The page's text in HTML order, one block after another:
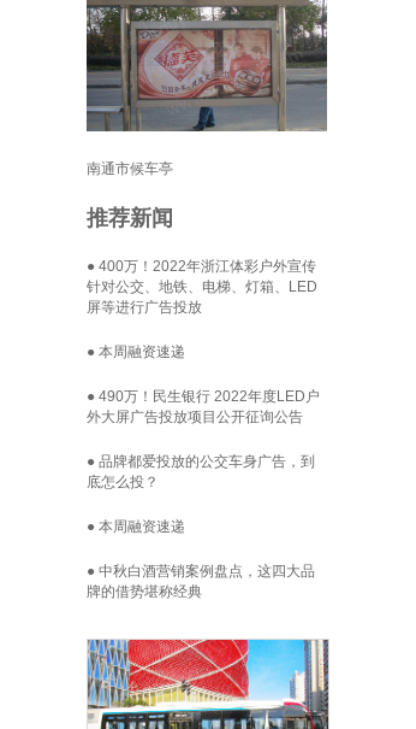
南通市候车亭
推荐新闻
● 400万！2022年浙江体彩户外宣传
针对公交、地铁、电梯、灯箱、LED
屏等进行广告投放
● 本周融资速递
● 490万！民生银行 2022年度LED户
外大屏广告投放项目公开征询公告
● 品牌都爱投放的公交车身广告，到
底怎么投？
● 本周融资速递
● 中秋白酒营销案例盘点，这四大品
牌的借势堪称经典